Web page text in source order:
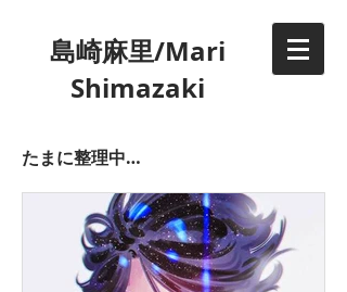
​島崎麻里/Mari
Shimazaki
​たまに整理中…